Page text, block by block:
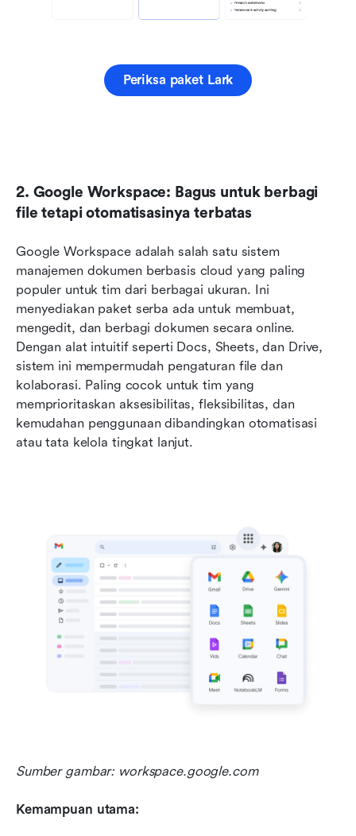
Periksa paket Lark
2. Google Workspace: Bagus untuk berbagi
file tetapi otomatisasinya terbatas
Google Workspace adalah salah satu sistem
manajemen dokumen berbasis cloud yang paling
populer untuk tim dari berbagai ukuran. Ini
menyediakan paket serba ada untuk membuat,
mengedit, dan berbagi dokumen secara online.
Dengan alat intuitif seperti Docs, Sheets, dan Drive,
sistem ini mempermudah pengaturan file dan
kolaborasi. Paling cocok untuk tim yang
memprioritaskan aksesibilitas, fleksibilitas, dan
kemudahan penggunaan dibandingkan otomatisasi
atau tata kelola tingkat lanjut.
Sumber gambar: workspace.google.com
Kemampuan utama: